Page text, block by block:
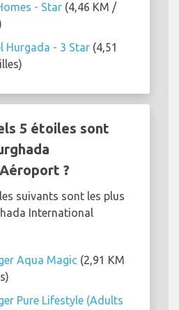
- Star (4,46 KM /
Hurgada - 3 Star (4,51
5 étoiles sont
?
suivants sont les plus
International
Aqua Magic (2,91 KM
Pure Lifestyle (Adults